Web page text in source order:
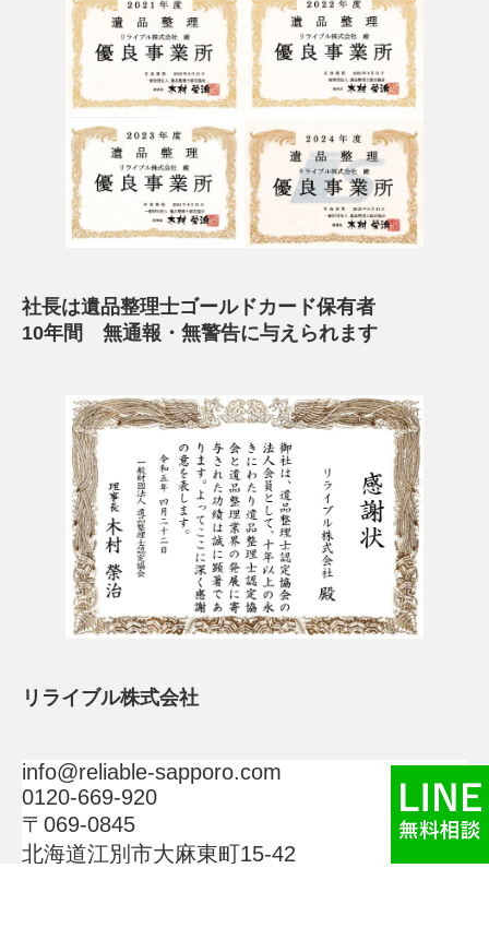
社長は遺品整理士ゴールドカード保有者
10年間 無通報・無警告に与えられます
リライブル株式会社
info@reliable-sapporo.com
0120-669-920
〒069-0845
北海道江別市大麻東町15-42